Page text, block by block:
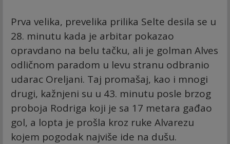
Prva velika, prevelika prilika Selte desila se u
28. minutu kada je arbitar pokazao
opravdano na belu tačku, ali je golman Alves
odličnom paradom u levu stranu odbranio
udarac Oreljani. Taj promašaj, kao i mnogi
drugi, kažnjeni su u 43. minutu posle brzog
proboja Rodriga koji je sa 17 metara gađao
gol, a lopta je prošla kroz ruke Alvarezu
kojem pogodak najviše ide na dušu.